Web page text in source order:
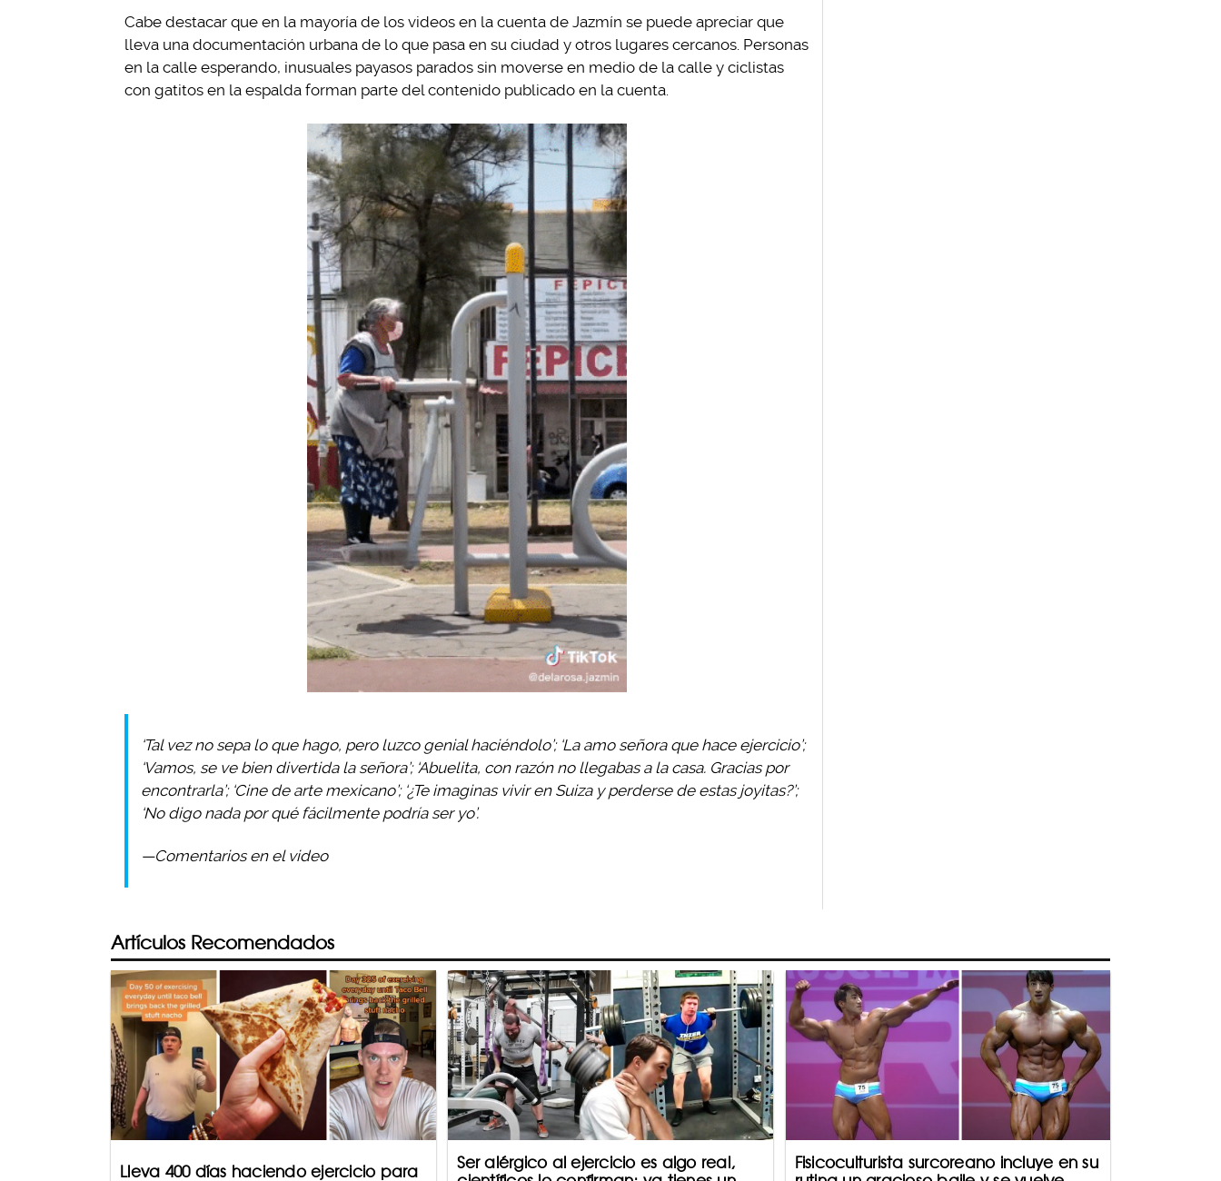
Cabe destacar que en la mayoría de los videos en la cuenta de Jazmín se puede apreciar que
lleva una documentación urbana de lo que pasa en su ciudad y otros lugares cercanos. Personas
en la calle esperando, inusuales payasos parados sin moverse en medio de la calle y ciclistas
con gatitos en la espalda forman parte del contenido publicado en la cuenta.
‘Tal vez no sepa lo que hago, pero luzco genial haciéndolo’; ‘La amo señora que hace ejercicio’;
‘Vamos, se ve bien divertida la señora’; ‘Abuelita, con razón no llegabas a la casa. Gracias por
encontrarla’; ‘Cine de arte mexicano’; ‘¿Te imaginas vivir en Suiza y perderse de estas joyitas?’;
‘No digo nada por qué fácilmente podría ser yo’.
—Comentarios en el video
Artículos Recomendados
Lleva 400 días haciendo ejercicio para
Ser alérgico al ejercicio es algo real,
Fisicoculturista surcoreano incluye en su